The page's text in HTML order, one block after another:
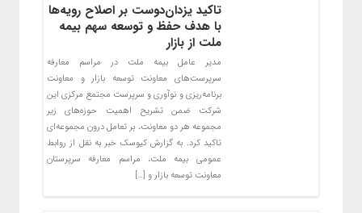
تاکید یزدان‌دوست بر اصلاح رویه‌ها
با هدف حفظ و توسعه سهم بیمه
ملت از بازار
مدیر عامل بیمه ملت در مراسم معارفه
سرپرست‌های معاونت توسعه بازار و معاونت
برنامه‌ریزی و نوآوری و سرپرست مجتمع مرکزی این
شرکت ضمن تشریح اهمیت حوزه‌های زیر
مجموعه هر دو معاونت، بر تعامل درون مجموعه‌ای
تاکید کرد. به گزارش کیوسک خبر به نقل از روابط
عمومی بیمه ملت، مراسم معارفه سرپرستان
معاونت توسعه بازار و […]